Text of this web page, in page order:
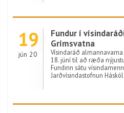
19
jún 20
Fundur í
Grímsvatna
Vísindaráð
18. júní til að ræða
Fundinn sátu
Jarðvísindastofnun